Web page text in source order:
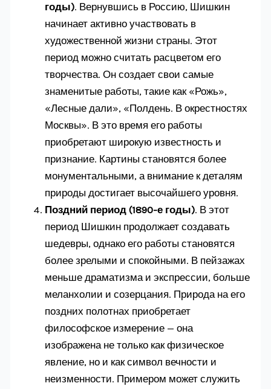
годы). Вернувшись в Россию, Шишкин
начинает активно участвовать в
художественной жизни страны. Этот
период можно считать расцветом его
творчества. Он создает свои самые
знаменитые работы, такие как «Рожь»,
«Лесные дали», «Полдень. В окрестностях
Москвы». В это время его работы
приобретают широкую известность и
признание. Картины становятся более
монументальными, а внимание к деталям
природы достигает высочайшего уровня.
Поздний период (1890-е годы). В этот
период Шишкин продолжает создавать
шедевры, однако его работы становятся
более зрелыми и спокойными. В пейзажах
меньше драматизма и экспрессии, больше
меланхолии и созерцания. Природа на его
поздних полотнах приобретает
философское измерение — она
изображена не только как физическое
явление, но и как символ вечности и
неизменности. Примером может служить